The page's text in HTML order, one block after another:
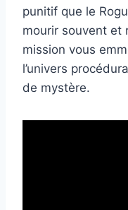
punitif que le
mourir souvent et
mission vous
l’univers
de mystère.